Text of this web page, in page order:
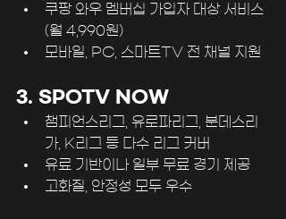
쿠팡 와우 멤버십 가입자 대상 서비스
(월 4,990원)
모바일, PC, 스마트TV 전 채널 지원
3. SPOTV NOW
챔피언스리그, 유로파리그, 분데스리
가, K리그 등 다수 리그 커버
유료 기반이나 일부 무료 경기 제공
고화질, 안정성 모두 우수